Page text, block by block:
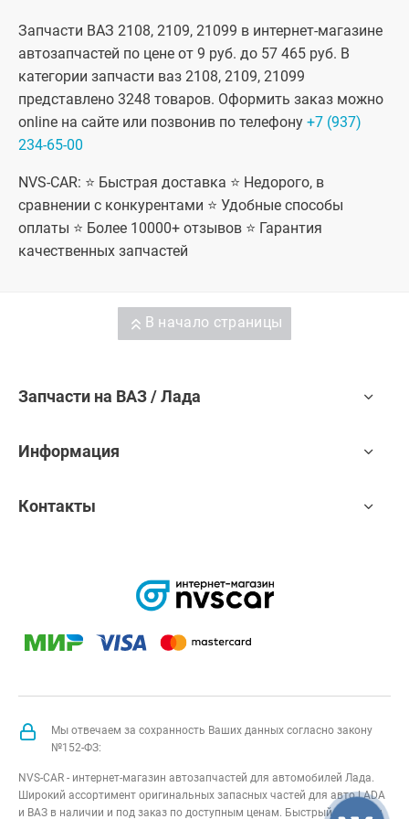
Запчасти ВАЗ 2108, 2109, 21099 в интернет-магазине
автозапчастей по цене от 9 руб. до 57 465 руб. В
категории запчасти ваз 2108, 2109, 21099
представлено 3248 товаров. Оформить заказ можно
online на сайте или позвонив по телефону +7 (937)
234-65-00
NVS-CAR: ⭐ Быстрая доставка ⭐ Недорого, в
сравнении с конкурентами ⭐ Удобные способы
оплаты ⭐ Более 10000+ отзывов ⭐ Гарантия
качественных запчастей
В начало страницы
Запчасти на ВАЗ / Лада
Информация
Контакты
Мы отвечаем за сохранность Ваших данных согласно закону
№152-ФЗ:
NVS-CAR - интернет-магазин автозапчастей для автомобилей Лада.
Широкий ассортимент оригинальных запасных частей для авто LADA
и ВАЗ в наличии и под заказ по доступным ценам. Быстрый подбор и